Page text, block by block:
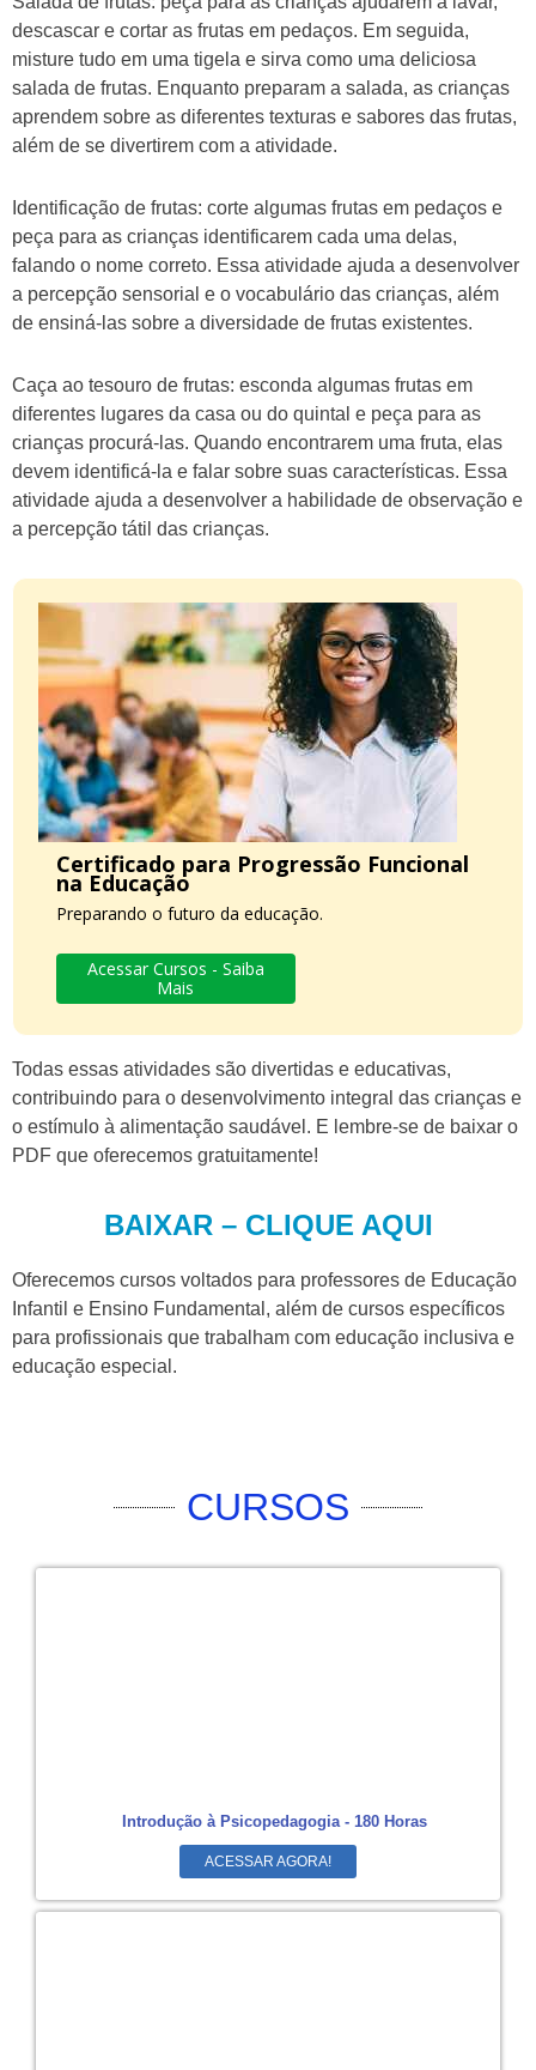
descascar e cortar as frutas em pedaços. Em seguida,
misture tudo em uma tigela e sirva como uma deliciosa
salada de frutas. Enquanto preparam a salada, as crianças
aprendem sobre as diferentes texturas e sabores das frutas,
além de se divertirem com a atividade.
Identificação de frutas: corte algumas frutas em pedaços e
peça para as crianças identificarem cada uma delas,
falando o nome correto. Essa atividade ajuda a desenvolver
a percepção sensorial e o vocabulário das crianças, além
de ensiná-las sobre a diversidade de frutas existentes.
Caça ao tesouro de frutas: esconda algumas frutas em
diferentes lugares da casa ou do quintal e peça para as
crianças procurá-las. Quando encontrarem uma fruta, elas
devem identificá-la e falar sobre suas características. Essa
atividade ajuda a desenvolver a habilidade de observação e
a percepção tátil das crianças.
Certificado para Progressão Funcional
na Educação
Preparando o futuro da educação.
Acessar Cursos - Saiba
Mais
Todas essas atividades são divertidas e educativas,
contribuindo para o desenvolvimento integral das crianças e
o estímulo à alimentação saudável. E lembre-se de baixar o
PDF que oferecemos gratuitamente!
BAIXAR – CLIQUE AQUI
Oferecemos cursos voltados para professores de Educação
Infantil e Ensino Fundamental, além de cursos específicos
para profissionais que trabalham com educação inclusiva e
educação especial.
CURSOS
Introdução à Psicopedagogia - 180 Horas
ACESSAR AGORA!